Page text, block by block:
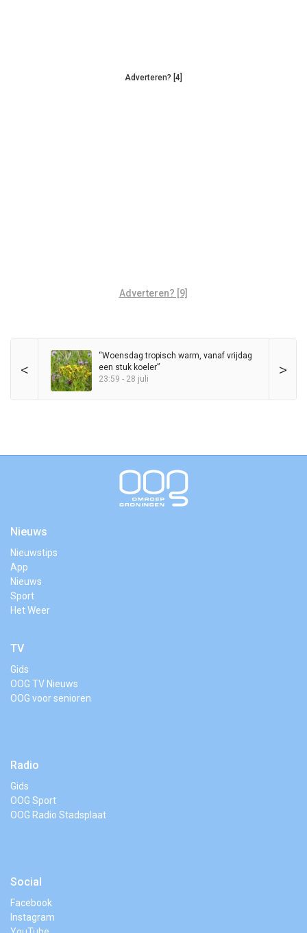
Adverteren? [4]
Adverteren? [9]
< >
“Woensdag tropisch warm, vanaf vrijdag
een stuk koeler”
23:59 - 28 juli
Nieuws
Nieuwstips
App
Nieuws
Sport
Het Weer
TV
Gids
OOG TV Nieuws
OOG voor senioren
Radio
Gids
OOG Sport
OOG Radio Stadsplaat
Social
Facebook
Instagram